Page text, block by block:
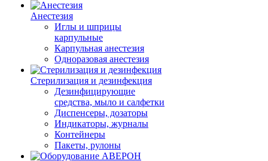
Анестезия
Иглы и шприцы
карпульные
Карпульная анестезия
Одноразовая анестезия
Стерилизация и дезинфекция
Дезинфицирующие
средства, мыло и салфетки
Диспенсеры, дозаторы
Индикаторы, журналы
Контейнеры
Пакеты, рулоны